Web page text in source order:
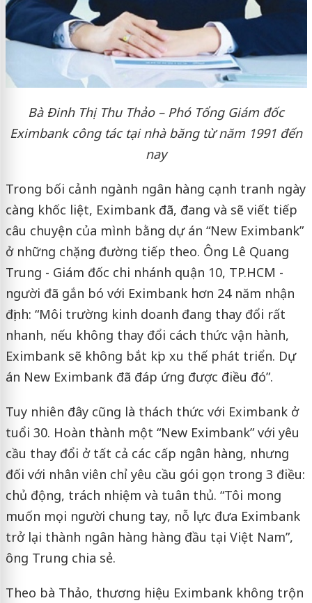
Bà Đinh Thị Thu Thảo – Phó Tổng Giám đốc
Eximbank công tác tại nhà băng từ năm 1991 đến
nay
Trong bối cảnh ngành ngân hàng cạnh tranh ngày
càng khốc liệt, Eximbank đã, đang và sẽ viết tiếp
câu chuyện của mình bằng dự án “New Eximbank”
ở những chặng đường tiếp theo. Ông Lê Quang
Trung - Giám đốc chi nhánh quận 10, TP.HCM -
người đã gắn bó với Eximbank hơn 24 năm nhận
định: “Môi trường kinh doanh đang thay đổi rất
nhanh, nếu không thay đổi cách thức vận hành,
Eximbank sẽ không bắt kịp xu thế phát triển. Dự
án New Eximbank đã đáp ứng được điều đó”.
Tuy nhiên đây cũng là thách thức với Eximbank ở
tuổi 30. Hoàn thành một “New Eximbank” với yêu
cầu thay đổi ở tất cả các cấp ngân hàng, nhưng
đối với nhân viên chỉ yêu cầu gói gọn trong 3 điều:
chủ động, trách nhiệm và tuân thủ. “Tôi mong
muốn mọi người chung tay, nỗ lực đưa Eximbank
trở lại thành ngân hàng hàng đầu tại Việt Nam”,
ông Trung chia sẻ.
Theo bà Thảo, thương hiệu Eximbank không trộn